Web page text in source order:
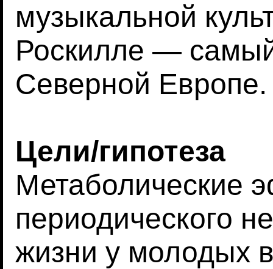
музыкальной
Роскилле —
Северной Европе.
Цели/гипотеза
Метаболические
периодического
жизни у молодых